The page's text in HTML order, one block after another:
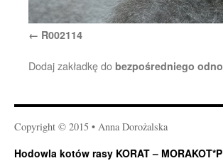
R002114
Dodaj zakładkę do bezpośredniego
Copyright © 2015 • Anna Dorożalska
Hodowla kotów rasy KORAT –